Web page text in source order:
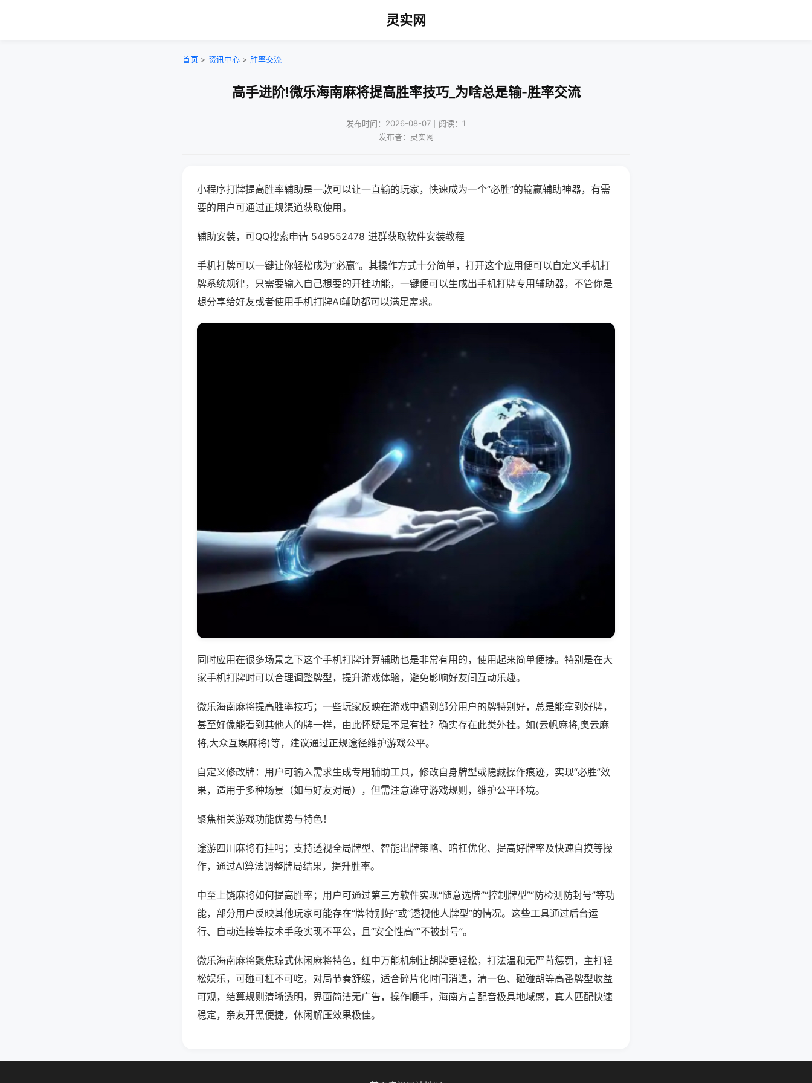
灵实网
首页 > 资讯中心 > 胜率交流
高手进阶!微乐海南麻将提高胜率技巧_为啥总是输-胜率交流
发布时间：2026-08-07｜阅读：1
发布者：灵实网
小程序打牌提高胜率辅助是一款可以让一直输的玩家，快速成为一个“必胜”的输赢辅助神器，有需
要的用户可通过正规渠道获取使用。
辅助安装，可QQ搜索申请 549552478 进群获取软件安装教程
手机打牌可以一键让你轻松成为“必赢”。其操作方式十分简单，打开这个应用便可以自定义手机打
牌系统规律，只需要输入自己想要的开挂功能，一键便可以生成出手机打牌专用辅助器，不管你是
想分享给好友或者使用手机打牌AI辅助都可以满足需求。
同时应用在很多场景之下这个手机打牌计算辅助也是非常有用的，使用起来简单便捷。特别是在大
家手机打牌时可以合理调整牌型，提升游戏体验，避免影响好友间互动乐趣。
微乐海南麻将提高胜率技巧；一些玩家反映在游戏中遇到部分用户的牌特别好，总是能拿到好牌，
甚至好像能看到其他人的牌一样，由此怀疑是不是有挂？确实存在此类外挂。如(云帆麻将,奥云麻
将,大众互娱麻将)等，建议通过正规途径维护游戏公平。
自定义修改牌：用户可输入需求生成专用辅助工具，修改自身牌型或隐藏操作痕迹，实现“必胜”效
果，适用于多种场景（如与好友对局），但需注意遵守游戏规则，维护公平环境。
聚焦相关游戏功能优势与特色！
途游四川麻将有挂吗；支持透视全局牌型、智能出牌策略、暗杠优化、提高好牌率及快速自摸等操
作，通过AI算法调整牌局结果，提升胜率。
中至上饶麻将如何提高胜率；用户可通过第三方软件实现“随意选牌”“控制牌型”“防检测防封号”等功
能，部分用户反映其他玩家可能存在“牌特别好”或“透视他人牌型”的情况。这些工具通过后台运
行、自动连接等技术手段实现不平公，且“安全性高”“不被封号”。
微乐海南麻将聚焦琼式休闲麻将特色，红中万能机制让胡牌更轻松，打法温和无严苛惩罚，主打轻
松娱乐，可碰可杠不可吃，对局节奏舒缓，适合碎片化时间消遣，清一色、碰碰胡等高番牌型收益
可观，结算规则清晰透明，界面简洁无广告，操作顺手，海南方言配音极具地域感，真人匹配快速
稳定，亲友开黑便捷，休闲解压效果极佳。